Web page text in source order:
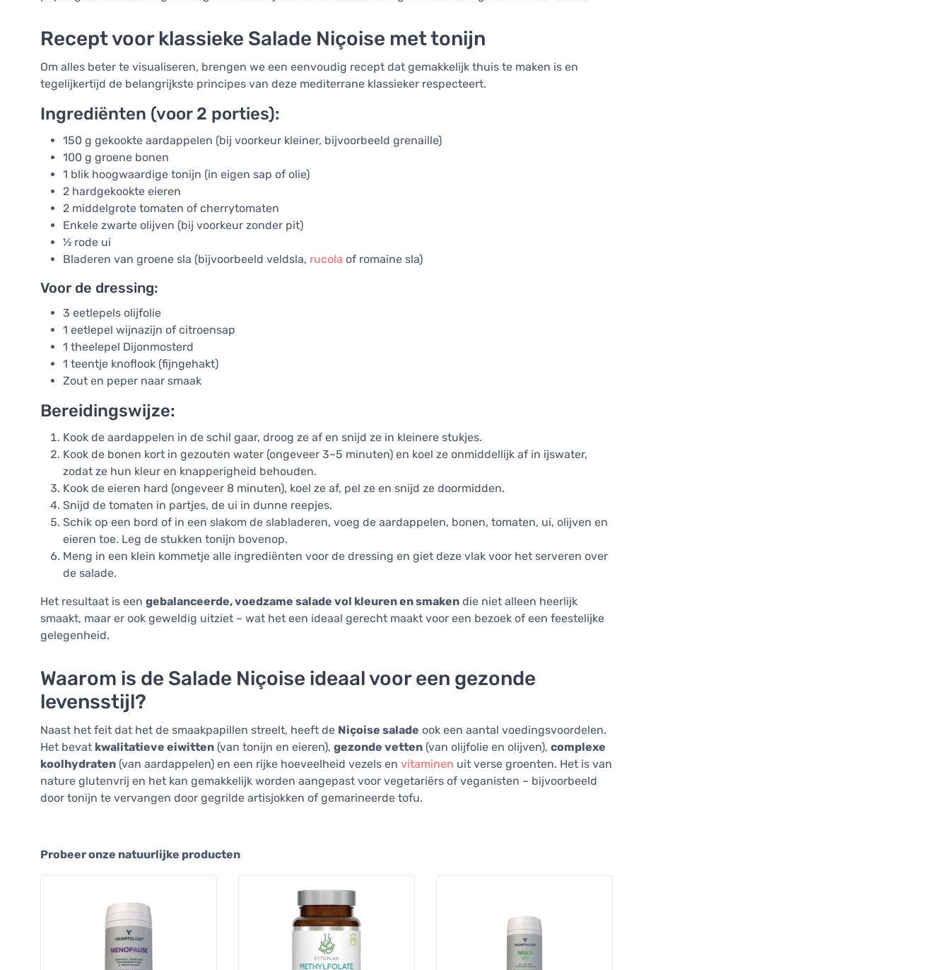
Recept voor klassieke Salade Niçoise met tonijn
Om alles beter te visualiseren, brengen we een eenvoudig recept dat gemakkelijk thuis te maken is en
tegelijkertijd de belangrijkste principes van deze mediterrane klassieker respecteert.
Ingrediënten (voor 2 porties):
150 g gekookte aardappelen (bij voorkeur kleiner, bijvoorbeeld grenaille)
100 g groene bonen
1 blik hoogwaardige tonijn (in eigen sap of olie)
2 hardgekookte eieren
2 middelgrote tomaten of cherrytomaten
Enkele zwarte olijven (bij voorkeur zonder pit)
½ rode ui
Bladeren van groene sla (bijvoorbeeld veldsla, rucola of romaine sla)
Voor de dressing:
3 eetlepels olijfolie
1 eetlepel wijnazijn of citroensap
1 theelepel Dijonmosterd
1 teentje knoflook (fijngehakt)
Zout en peper naar smaak
Bereidingswijze:
Kook de aardappelen in de schil gaar, droog ze af en snijd ze in kleinere stukjes.
Kook de bonen kort in gezouten water (ongeveer 3–5 minuten) en koel ze onmiddellijk af in ijswater,
zodat ze hun kleur en knapperigheid behouden.
Kook de eieren hard (ongeveer 8 minuten), koel ze af, pel ze en snijd ze doormidden.
Snijd de tomaten in partjes, de ui in dunne reepjes.
Schik op een bord of in een slakom de slabladeren, voeg de aardappelen, bonen, tomaten, ui, olijven en
eieren toe. Leg de stukken tonijn bovenop.
Meng in een klein kommetje alle ingrediënten voor de dressing en giet deze vlak voor het serveren over
de salade.
Het resultaat is een gebalanceerde, voedzame salade vol kleuren en smaken die niet alleen heerlijk
smaakt, maar er ook geweldig uitziet – wat het een ideaal gerecht maakt voor een bezoek of een feestelijke
gelegenheid.
Waarom is de Salade Niçoise ideaal voor een gezonde
levensstijl?
Naast het feit dat het de smaakpapillen streelt, heeft de Niçoise salade ook een aantal voedingsvoordelen.
Het bevat kwalitatieve eiwitten (van tonijn en eieren), gezonde vetten (van olijfolie en olijven), complexe
koolhydraten (van aardappelen) en een rijke hoeveelheid vezels en vitaminen uit verse groenten. Het is van
nature glutenvrij en het kan gemakkelijk worden aangepast voor vegetariërs of veganisten – bijvoorbeeld
door tonijn te vervangen door gegrilde artisjokken of gemarineerde tofu.
Probeer onze natuurlijke producten